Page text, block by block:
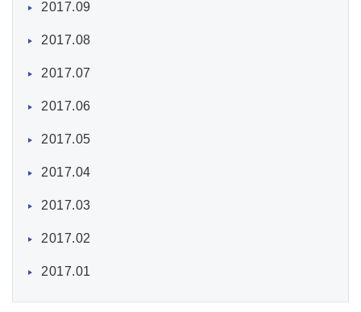
2017.09
2017.08
2017.07
2017.06
2017.05
2017.04
2017.03
2017.02
2017.01